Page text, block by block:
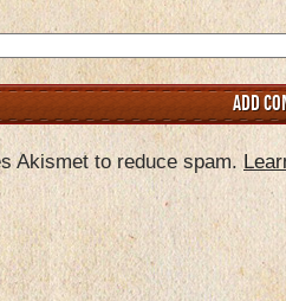
Akismet to reduce spam.